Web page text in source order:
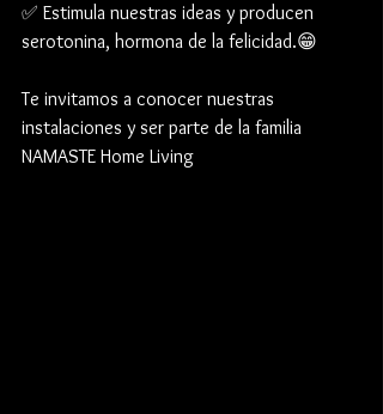
✅ Estimula nuestras ideas y producen
serotonina, hormona de la felicidad.😁
Te invitamos a conocer nuestras
instalaciones y ser parte de la familia
NAMASTE Home Living